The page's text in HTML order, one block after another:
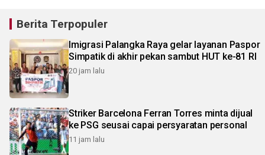
Berita Terpopuler
Imigrasi Palangka Raya gelar layanan Paspor
Simpatik di akhir pekan sambut HUT ke-81 RI
20 jam lalu
Striker Barcelona Ferran Torres minta dijual
ke PSG seusai capai persyaratan personal
11 jam lalu